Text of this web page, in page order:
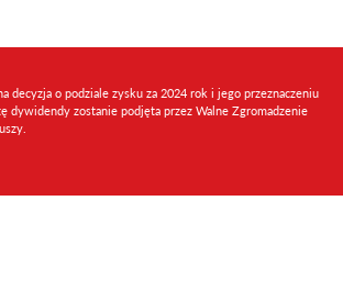
decyzja o podziale zysku za 2024 rok i jego przeznaczeniu
dywidendy zostanie podjęta przez Walne Zgromadzenie